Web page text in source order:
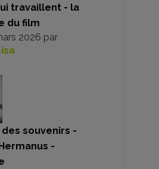
travaillent - la
du film
2026 par
des souvenirs -
-